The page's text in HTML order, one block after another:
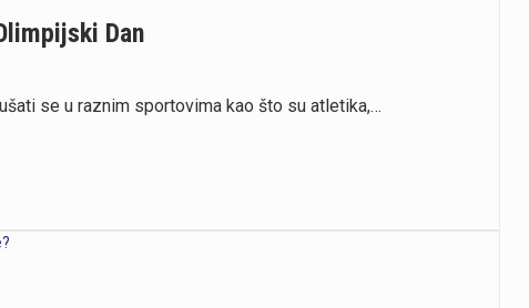
Dan
se u raznim sportovima kao što su atletika,…